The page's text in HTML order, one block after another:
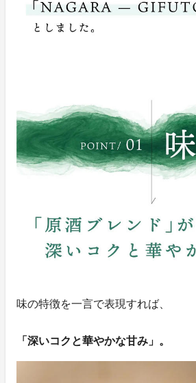
味の特徴を一言で表現すれば、
「深いコクと華やかな甘み」。